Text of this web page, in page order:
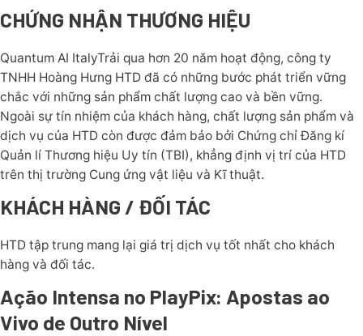
CHỨNG NHẬN THƯƠNG HIỆU
Quantum AI ItalyTrải qua hơn 20 năm hoạt động, công ty
TNHH Hoàng Hưng HTD đã có những bước phát triển vững
chắc với những sản phẩm chất lượng cao và bền vững.
Ngoài sự tín nhiệm của khách hàng, chất lượng sản phẩm và
dịch vụ của HTD còn được đảm bảo bởi Chứng chỉ Đăng kí
Quản lí Thương hiệu Uy tín (TBI), khẳng định vị trí của HTD
trên thị trường Cung ứng vật liệu và Kĩ thuật.
KHÁCH HÀNG / ĐỐI TÁC
HTD tập trung mang lại giá trị dịch vụ tốt nhất cho khách
hàng và đối tác.
Ação Intensa no PlayPix: Apostas ao
Vivo de Outro Nível